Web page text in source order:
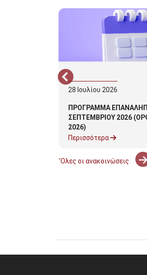
28 Ιουλίου 2026
ΠΡΟΓΡΑΜΜΑ
ΣΕΠΤΕΜΒΡΙΟΥ 2026
2026)
Περισσότερα
'Ολες οι ανακοινώσεις